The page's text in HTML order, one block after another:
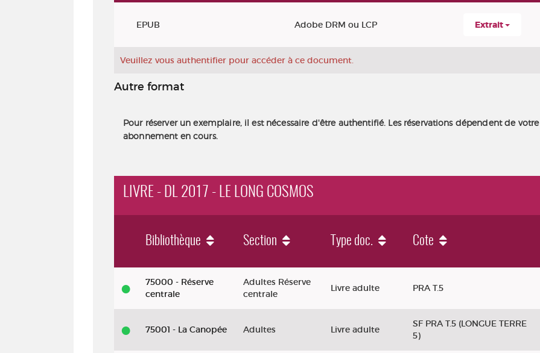
EPUB Adobe DRM ou LCP Extrait
Veuillez vous authentifier pour accéder à ce document.
Autre format
Pour réserver un exemplaire, il est nécessaire d'être authentifié. Les réservations dépendent de votre
abonnement en cours.
LIVRE - DL 2017 - LE LONG COSMOS
Livre - DL 2017 - Le long cosmos
Bibliothèque Section Type doc. Cote
75000 - Réserve
centrale
Adultes Réserve
centrale
Livre adulte PRA T.5
75001 - La Canopée Adultes Livre adulte
SF PRA T.5 (LONGUE TERRE
5)